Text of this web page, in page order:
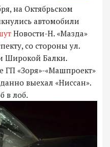
на Октябрьском
автомобили
Новости-Н. «Мазда»
со стороны ул.
Широкой Балки.
ГП «Зоря»-«Машпроект»
выехал «Ниссан».
в лоб.